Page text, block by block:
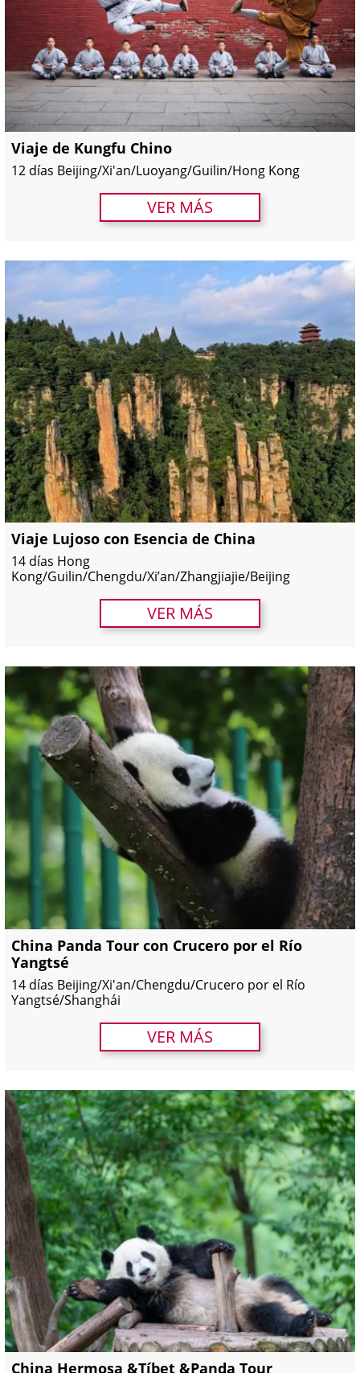
Viaje de Kungfu Chino
12 días Beijing/Xi'an/Luoyang/Guilin/Hong Kong
VER MÁS
Viaje Lujoso con Esencia de China
14 días Hong
Kong/Guilin/Chengdu/Xi’an/Zhangjiajie/Beijing
VER MÁS
China Panda Tour con Crucero por el Río
Yangtsé
14 días Beijing/Xi'an/Chengdu/Crucero por el Río
Yangtsé/Shanghái
VER MÁS
China Hermosa &Tíbet &Panda Tour